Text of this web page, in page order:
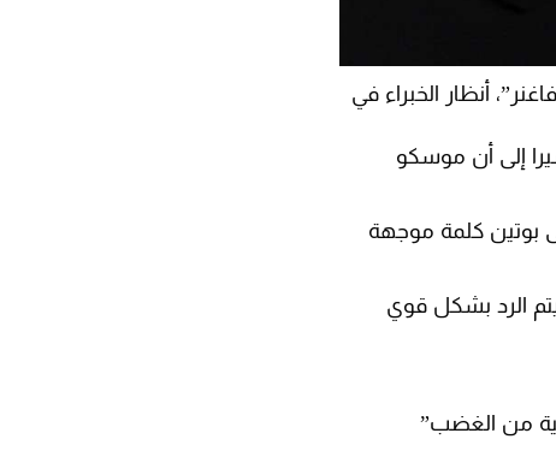
أنظار الخبراء في
إلى أن موسكو
بوتين كلمة موجهة
الرد بشكل قوي
من الغضب”